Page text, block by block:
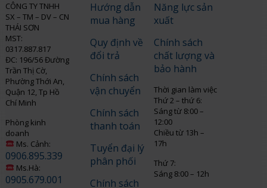
CÔNG TY TNHH
SX – TM – DV – CN
THÁI SƠN
MST:
0317.887.817
ĐC: 196/56 Đường
Trần Thị Cờ,
Phường Thới An,
Quận 12, Tp Hồ
Chí Minh
Phòng kinh
doanh
Ms. Cảnh:
0906.895.339
Ms.Hà:
0905.679.001
Hướng dẫn
mua hàng
Quy định về
đổi trả
Chính sách
vận chuyển
Chính sách
thanh toán
Tuyển đại lý
phân phối
Chính sách
Năng lực sản
xuất
Chính sách
chất lượng và
bảo hành
Thời gian làm việc
Thứ 2 – thứ 6:
Sáng từ 8:00 –
12:00
Chiều từ 13h –
17h
Thứ 7:
Sáng 8:00 – 12h